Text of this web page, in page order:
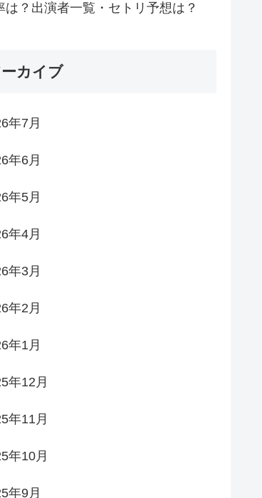
は？出演者一覧・セトリ予想は？
カイブ
年7月
年6月
年5月
年4月
年3月
年2月
年1月
年12月
年11月
年10月
年9月